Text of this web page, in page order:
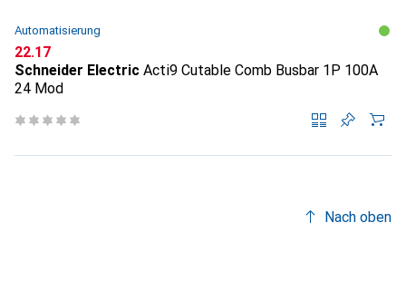
Automatisierung
CHF
22.17
Schneider Electric Acti9 Cutable Comb Busbar 1P 100A
24 Mod
Nach oben